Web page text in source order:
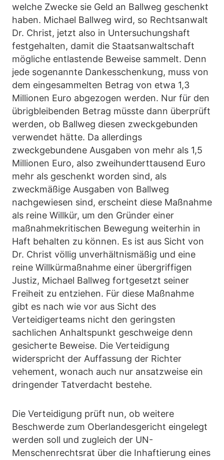
welche Zwecke sie Geld an Ballweg geschenkt
haben. Michael Ballweg wird, so Rechtsanwalt
Dr. Christ, jetzt also in Untersuchungshaft
festgehalten, damit die Staatsanwaltschaft
mögliche entlastende Beweise sammelt. Denn
jede sogenannte Dankesschenkung, muss von
dem eingesammelten Betrag von etwa 1,3
Millionen Euro abgezogen werden. Nur für den
übrigbleibenden Betrag müsste dann überprüft
werden, ob Ballweg diesen zweckgebunden
verwendet hätte. Da allerdings
zweckgebundene Ausgaben von mehr als 1,5
Millionen Euro, also zweihunderttausend Euro
mehr als geschenkt worden sind, als
zweckmäßige Ausgaben von Ballweg
nachgewiesen sind, erscheint diese Maßnahme
als reine Willkür, um den Gründer einer
maßnahmekritischen Bewegung weiterhin in
Haft behalten zu können. Es ist aus Sicht von
Dr. Christ völlig unverhältnismäßig und eine
reine Willkürmaßnahme einer übergriffigen
Justiz, Michael Ballweg fortgesetzt seiner
Freiheit zu entziehen. Für diese Maßnahme
gibt es nach wie vor aus Sicht des
Verteidigerteams nicht den geringsten
sachlichen Anhaltspunkt geschweige denn
gesicherte Beweise. Die Verteidigung
widerspricht der Auffassung der Richter
vehement, wonach auch nur ansatzweise ein
dringender Tatverdacht bestehe.
Die Verteidigung prüft nun, ob weitere
Beschwerde zum Oberlandesgericht eingelegt
werden soll und zugleich der UN-
Menschenrechtsrat über die Inhaftierung eines